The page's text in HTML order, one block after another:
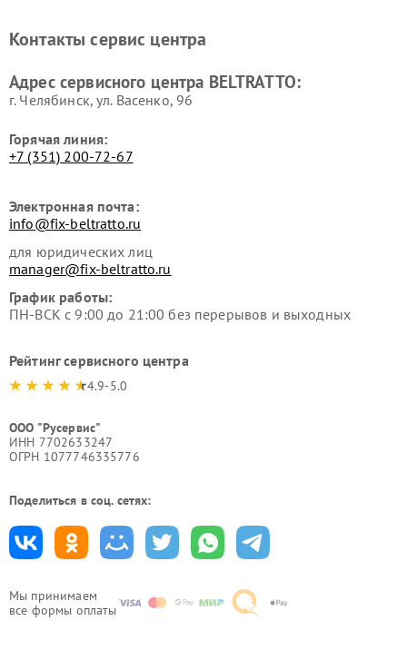
Мы принимаем
все формы оплаты
Контакты сервис центра
Адрес сервисного центра BELTRATTO:
г. Челябинск, ул. Васенко, 96
Горячая линия:
+7 (351) 200-72-67
Электронная почта:
info@fix-beltratto.ru
для юридических лиц
manager@fix-beltratto.ru
График работы:
ПН-ВСК с 9:00 до 21:00 без перерывов и выходных
Рейтинг сервисного центра
4.9-5.0
ООО "Русервис"
ИНН 7702633247
ОГРН 1077746335776
Поделиться в соц. сетях: